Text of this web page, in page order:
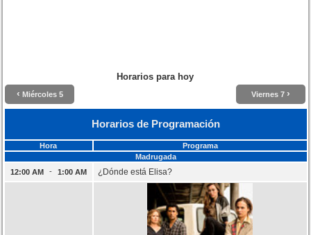
Horarios para hoy
‹ Miércoles 5 Viernes 7 ›
Horarios de Programación
Hora
Programa
Madrugada
12:00 AM
- 1:00 AM ¿Dónde está Elisa?